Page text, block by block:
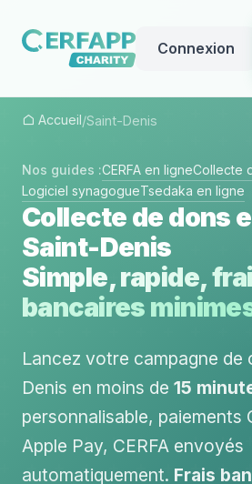
Connexion
Accueil/Saint-Denis
Nos guides :CERFA en ligneCollecte
Logiciel synagogueTsedaka en ligne
Collecte de dons
Saint-Denis
Simple, rapide,
bancaires
Lancez votre campagne de
Denis en moins de 15
personnalisable, paiements
Apple Pay, CERFA envoyés
automatiquement. Frais